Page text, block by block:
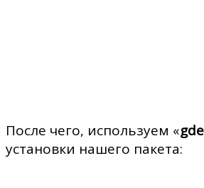
После чего, используем «
установки нашего пакета: